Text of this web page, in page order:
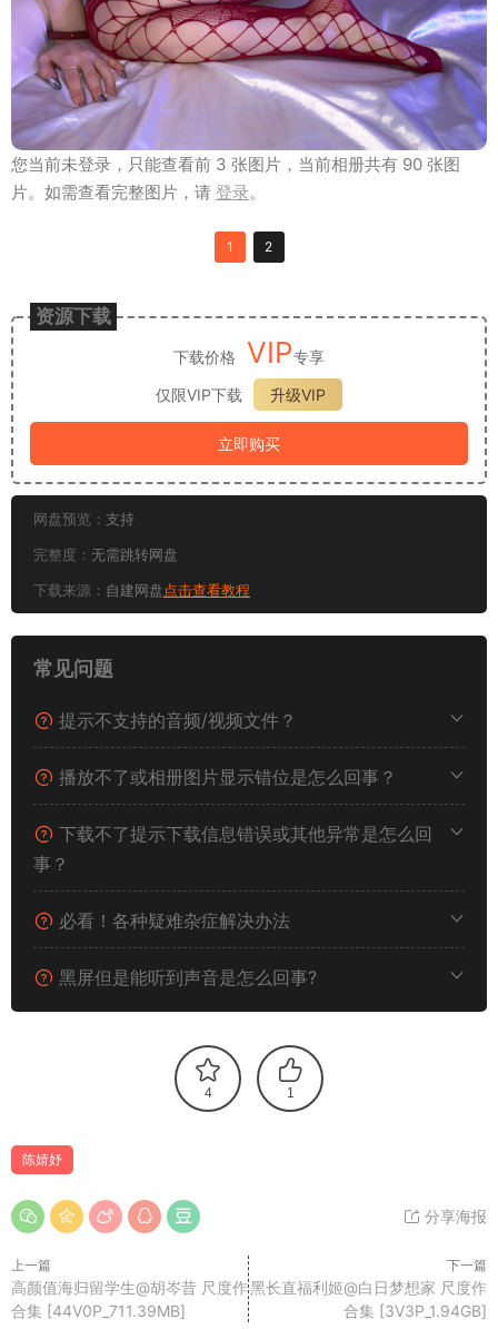
您当前未登录，只能查看前 3 张图片，当前相册共有 90 张图
片。如需查看完整图片，请 登录。
1 2
资源下载
下载价格 VIP专享
仅限VIP下载
升级VIP
立即购买
网盘预览： 支持
完整度： 无需跳转网盘
下载来源： 自建网盘点击查看教程
常见问题
提示不支持的音频/视频文件？
播放不了或相册图片显示错位是怎么回事？
下载不了提示下载信息错误或其他异常是怎么回
事？
必看！各种疑难杂症解决办法
黑屏但是能听到声音是怎么回事?
4 1
陈婧妤
分享海报
上一篇
高颜值海归留学生@胡岑昔 尺度作
合集 [44V0P_711.39MB]
下一篇
黑长直福利姬@白日梦想家 尺度作
合集 [3V3P_1.94GB]